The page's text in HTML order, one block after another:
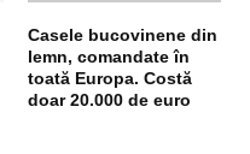
Casele bucovinene din
lemn, comandate în
toată Europa. Costă
doar 20.000 de euro